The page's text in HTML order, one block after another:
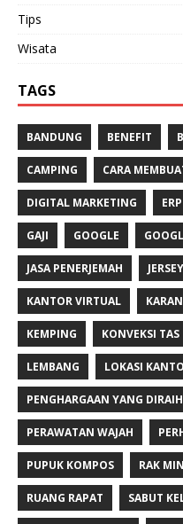
Tips
Wisata
TAGS
BANDUNG BENEFIT
CAMPING CARA
DIGITAL MARKETING ERP
GAJI GOOGLE
JASA PENERJEMAH
KANTOR VIRTUAL
KEMPING KONVEKSI TAS
LEMBANG LOKASI
PENGHARGAAN YANG DIRAIH
PERAWATAN WAJAH
PUPUK KOMPOS RAK
RUANG RAPAT SABUT